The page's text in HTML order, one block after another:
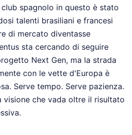
spagnolo in questo è stato
talenti brasiliani e francesi
di mercato diventasse
sta cercando di seguire
Next Gen, ma la strada
con le vette d'Europa è
Serve tempo. Serve pazienza.
visione che vada oltre il risultato